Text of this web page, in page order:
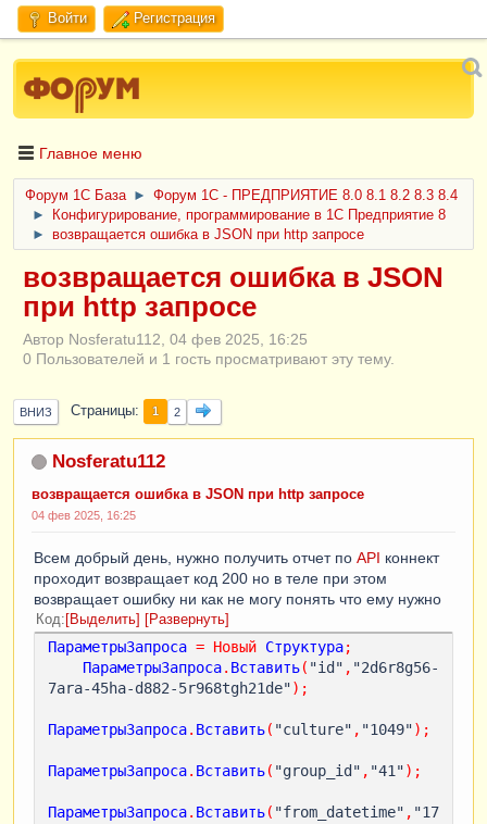
Войти Регистрация
Главное меню
Форум 1C База ►
Форум 1С - ПРЕДПРИЯТИЕ 8.0 8.1 8.2 8.3 8.4
►
Конфигурирование, программирование в 1С Предприятие 8
►
возвращается ошибка в JSON при http запросе
возвращается ошибка в JSON
при http запросе
Автор Nosferatu112, 04 фев 2025, 16:25
0 Пользователей и 1 гость просматривают эту тему.
ВНИЗ Страницы 1 2
Nosferatu112
возвращается ошибка в JSON при http запросе
04 фев 2025, 16:25
Всем добрый день, нужно получить отчет по API коннект
проходит возвращает код 200 но в теле при этом
возвращает ошибку ни как не могу понять что ему нужно
Код Выделить Развернуть
ПараметрыЗапроса = Новый Структура;
ПараметрыЗапроса. Вставить( "id" , "2d6r8g56-
7ara-45ha-d882-5r968tgh21de");
ПараметрыЗапроса. Вставить( "culture" , "1049");
ПараметрыЗапроса. Вставить( "group_id" , "41");
ПараметрыЗапроса. Вставить( "from_datetime" , "17